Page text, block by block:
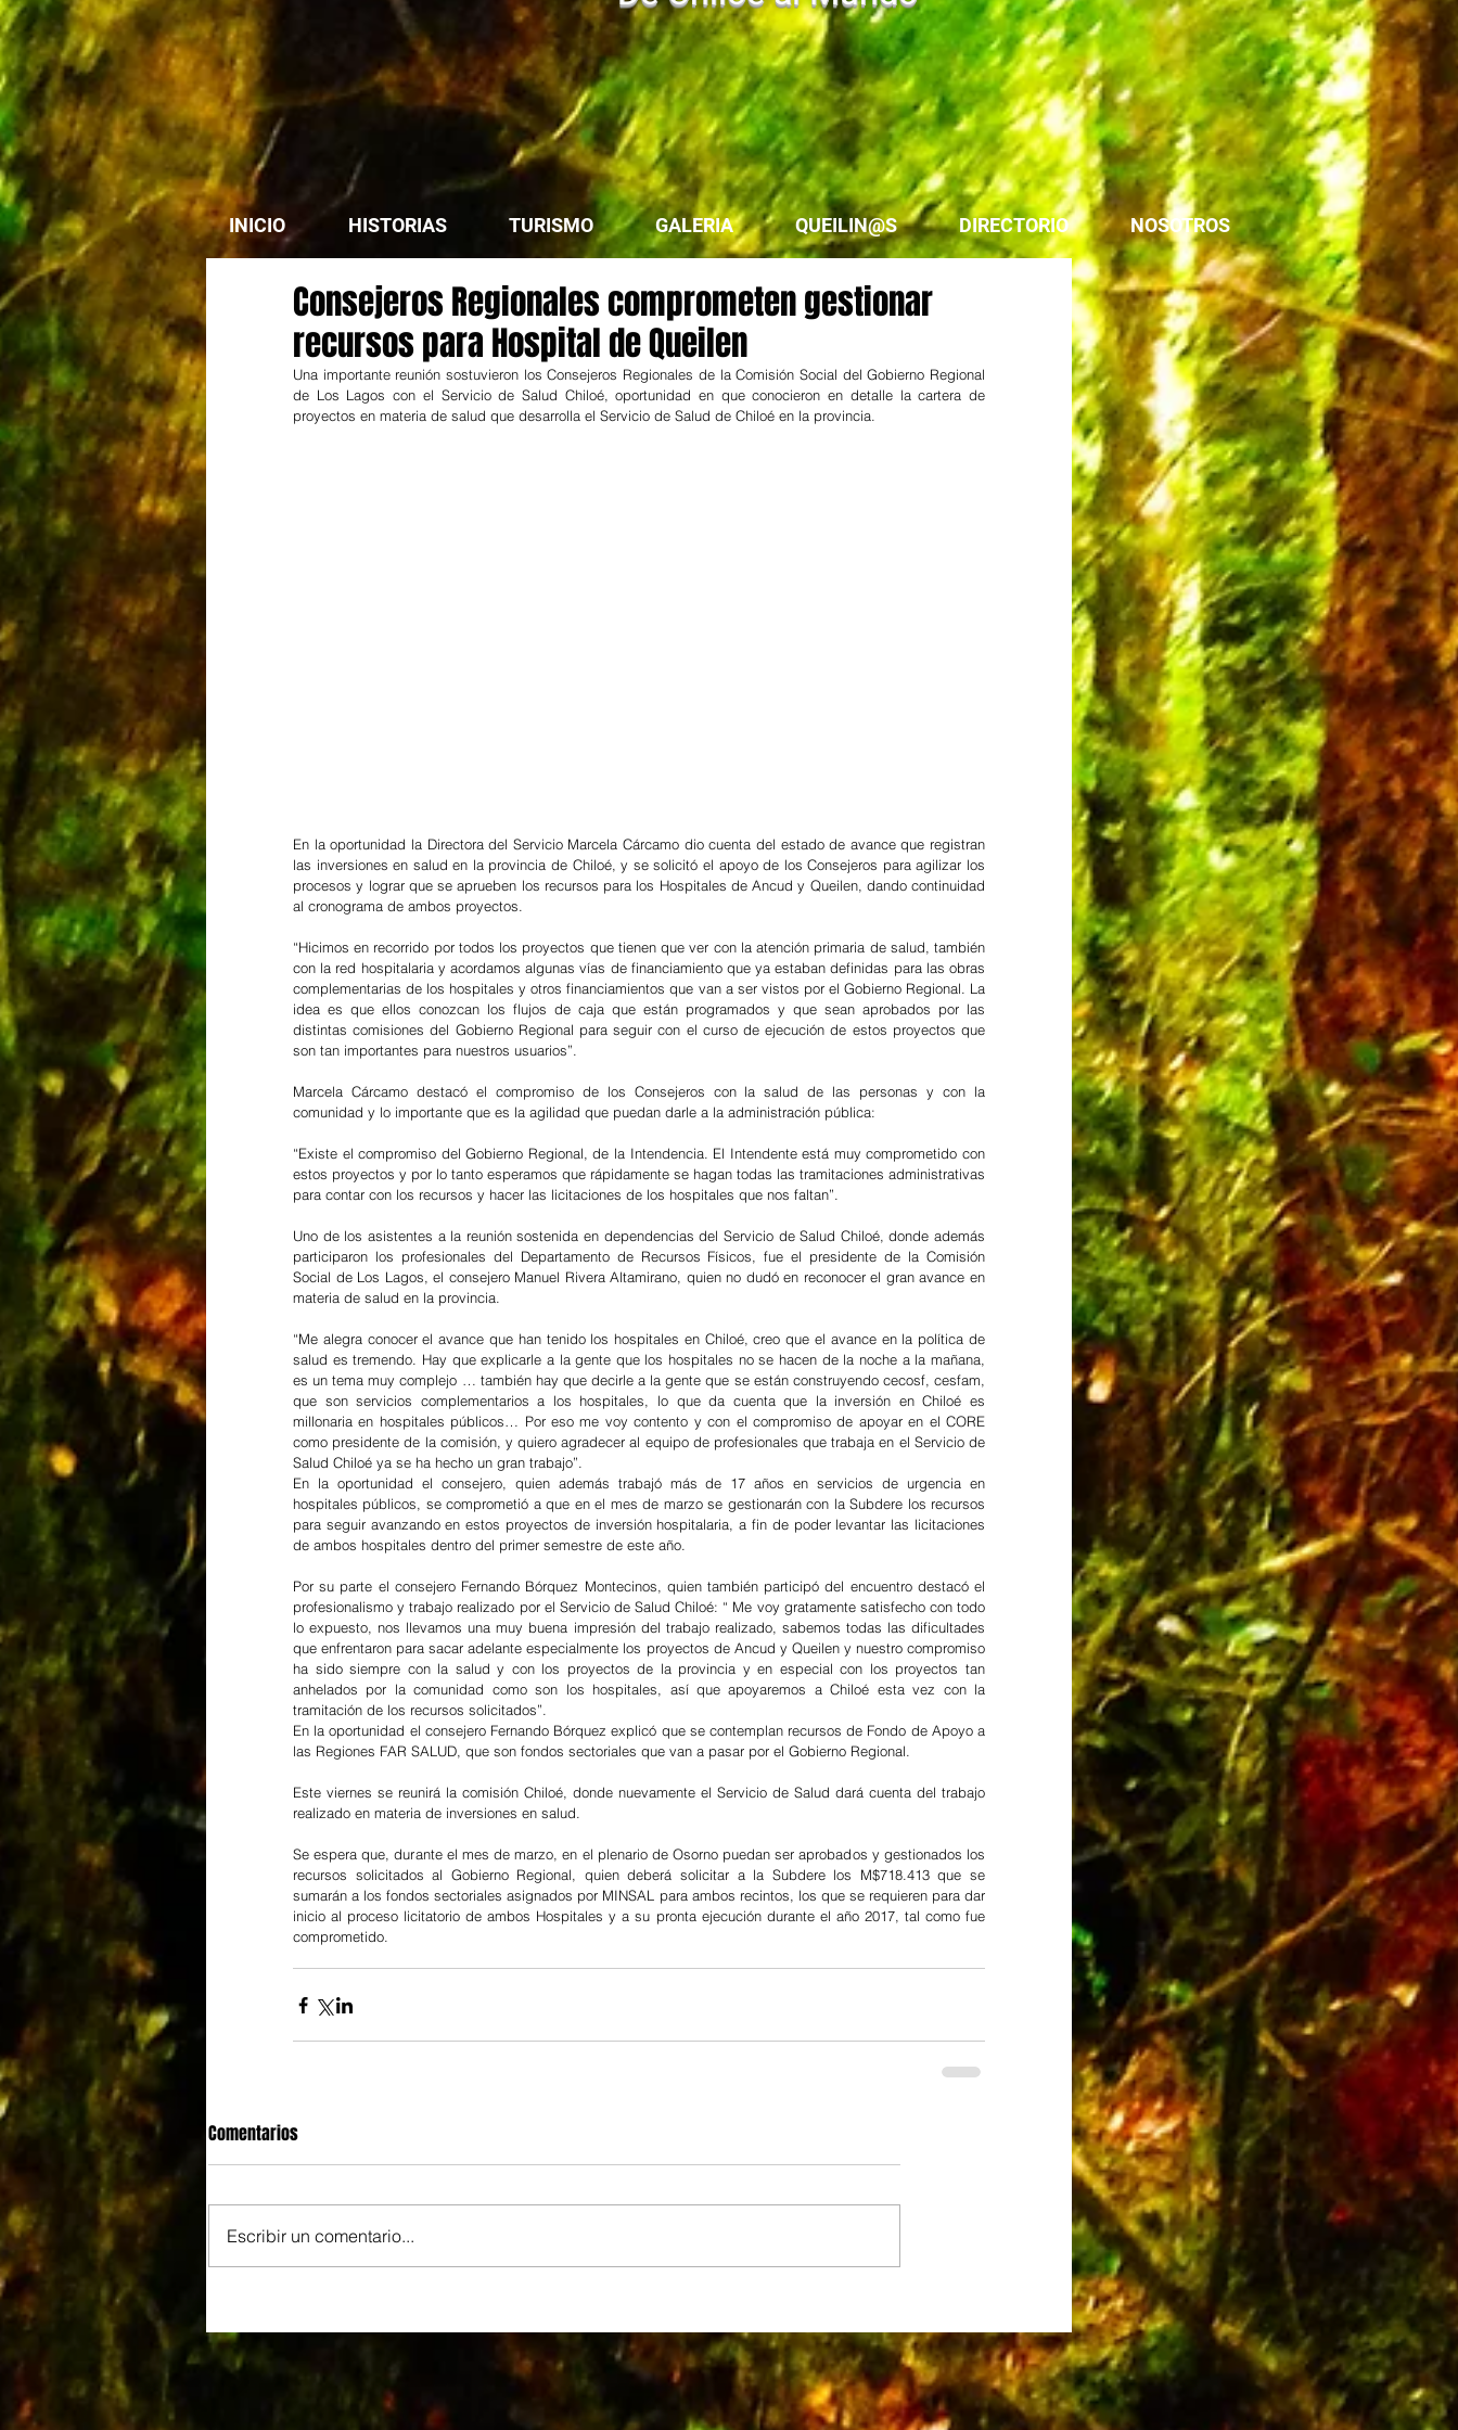
INICIO HISTORIAS TURISMO GALERIA QUEILIN@S DIRECTORIO NOSOTROS
Consejeros Regionales comprometen gestionar
recursos para Hospital de Queilen
Una importante reunión sostuvieron los Consejeros Regionales de la Comisión Social del Gobierno Regional
de Los Lagos con el Servicio de Salud Chiloé, oportunidad en que conocieron en detalle la cartera de
proyectos en materia de salud que desarrolla el Servicio de Salud de Chiloé en la provincia.
En la oportunidad la Directora del Servicio Marcela Cárcamo dio cuenta del estado de avance que registran
las inversiones en salud en la provincia de Chiloé, y se solicitó el apoyo de los Consejeros para agilizar los
procesos y lograr que se aprueben los recursos para los Hospitales de Ancud y Queilen, dando continuidad
al cronograma de ambos proyectos.
“Hicimos en recorrido por todos los proyectos que tienen que ver con la atención primaria de salud, también
con la red hospitalaria y acordamos algunas vías de financiamiento que ya estaban definidas para las obras
complementarias de los hospitales y otros financiamientos que van a ser vistos por el Gobierno Regional. La
idea es que ellos conozcan los flujos de caja que están programados y que sean aprobados por las
distintas comisiones del Gobierno Regional para seguir con el curso de ejecución de estos proyectos que
son tan importantes para nuestros usuarios”.
Marcela Cárcamo destacó el compromiso de los Consejeros con la salud de las personas y con la
comunidad y lo importante que es la agilidad que puedan darle a la administración pública:
“Existe el compromiso del Gobierno Regional, de la Intendencia. El Intendente está muy comprometido con
estos proyectos y por lo tanto esperamos que rápidamente se hagan todas las tramitaciones administrativas
para contar con los recursos y hacer las licitaciones de los hospitales que nos faltan”.
Uno de los asistentes a la reunión sostenida en dependencias del Servicio de Salud Chiloé, donde además
participaron los profesionales del Departamento de Recursos Físicos, fue el presidente de la Comisión
Social de Los Lagos, el consejero Manuel Rivera Altamirano, quien no dudó en reconocer el gran avance en
materia de salud en la provincia.
“Me alegra conocer el avance que han tenido los hospitales en Chiloé, creo que el avance en la política de
salud es tremendo. Hay que explicarle a la gente que los hospitales no se hacen de la noche a la mañana,
es un tema muy complejo … también hay que decirle a la gente que se están construyendo cecosf, cesfam,
que son servicios complementarios a los hospitales, lo que da cuenta que la inversión en Chiloé es
millonaria en hospitales públicos… Por eso me voy contento y con el compromiso de apoyar en el CORE
como presidente de la comisión, y quiero agradecer al equipo de profesionales que trabaja en el Servicio de
Salud Chiloé ya se ha hecho un gran trabajo”.
En la oportunidad el consejero, quien además trabajó más de 17 años en servicios de urgencia en
hospitales públicos, se comprometió a que en el mes de marzo se gestionarán con la Subdere los recursos
para seguir avanzando en estos proyectos de inversión hospitalaria, a fin de poder levantar las licitaciones
de ambos hospitales dentro del primer semestre de este año.
Por su parte el consejero Fernando Bórquez Montecinos, quien también participó del encuentro destacó el
profesionalismo y trabajo realizado por el Servicio de Salud Chiloé: “ Me voy gratamente satisfecho con todo
lo expuesto, nos llevamos una muy buena impresión del trabajo realizado, sabemos todas las dificultades
que enfrentaron para sacar adelante especialmente los proyectos de Ancud y Queilen y nuestro compromiso
ha sido siempre con la salud y con los proyectos de la provincia y en especial con los proyectos tan
anhelados por la comunidad como son los hospitales, así que apoyaremos a Chiloé esta vez con la
tramitación de los recursos solicitados”.
En la oportunidad el consejero Fernando Bórquez explicó que se contemplan recursos de Fondo de Apoyo a
las Regiones FAR SALUD, que son fondos sectoriales que van a pasar por el Gobierno Regional.
Este viernes se reunirá la comisión Chiloé, donde nuevamente el Servicio de Salud dará cuenta del trabajo
realizado en materia de inversiones en salud.
Se espera que, durante el mes de marzo, en el plenario de Osorno puedan ser aprobados y gestionados los
recursos solicitados al Gobierno Regional, quien deberá solicitar a la Subdere los M$718.413 que se
sumarán a los fondos sectoriales asignados por MINSAL para ambos recintos, los que se requieren para dar
inicio al proceso licitatorio de ambos Hospitales y a su pronta ejecución durante el año 2017, tal como fue
comprometido.
Comentarios
Escribir un comentario...